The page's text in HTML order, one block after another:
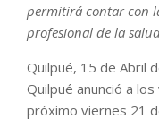
permitirá contar con
profesional de la
Quilpué, 15 de Abril
Quilpué anunció a
próximo viernes 21